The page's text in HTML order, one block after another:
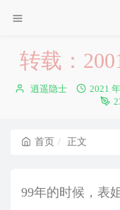
转载：
博
逍遥隐士
发
2021
首页 正文
99年的时候，表